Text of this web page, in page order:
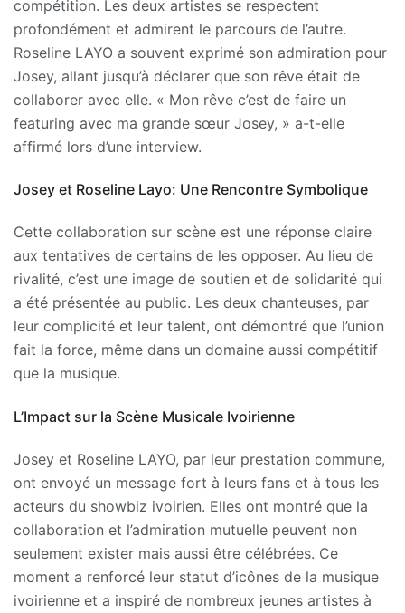
compétition. Les deux artistes se respectent
profondément et admirent le parcours de l’autre.
Roseline LAYO a souvent exprimé son admiration pour
Josey, allant jusqu’à déclarer que son rêve était de
collaborer avec elle. « Mon rêve c’est de faire un
featuring avec ma grande sœur Josey, » a-t-elle
affirmé lors d’une interview.
Josey et Roseline Layo: Une Rencontre Symbolique
Cette collaboration sur scène est une réponse claire
aux tentatives de certains de les opposer. Au lieu de
rivalité, c’est une image de soutien et de solidarité qui
a été présentée au public. Les deux chanteuses, par
leur complicité et leur talent, ont démontré que l’union
fait la force, même dans un domaine aussi compétitif
que la musique.
L’Impact sur la Scène Musicale Ivoirienne
Josey et Roseline LAYO, par leur prestation commune,
ont envoyé un message fort à leurs fans et à tous les
acteurs du showbiz ivoirien. Elles ont montré que la
collaboration et l’admiration mutuelle peuvent non
seulement exister mais aussi être célébrées. Ce
moment a renforcé leur statut d’icônes de la musique
ivoirienne et a inspiré de nombreux jeunes artistes à